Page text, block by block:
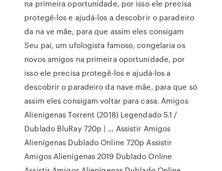
na primeira oportunidade, por isso ele precisa
protegê-los e ajudá-los a descobrir o paradeiro
da na ve mãe, para que assim eles consigam
Seu pai, um ufologista famoso, congelaria os
novos amigos na primeira oportunidade, por
isso ele precisa protegê-los e ajudá-los a
descobrir o paradeiro da nave mãe, para que só
assim eles consigam voltar para casa. Amigos
Alienígenas Torrent (2018) Legendado 5.1 /
Dublado BluRay 720p | … Assistir Amigos
Alienígenas Dublado Online 720p Assistir
Amigos Alienígenas 2019 Dublado Online